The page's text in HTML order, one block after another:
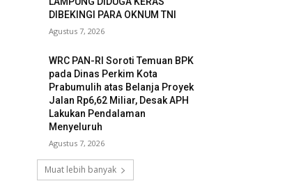
DIBEKINGI PARA OKNUM TNI
Agustus 7, 2026
WRC PAN-RI Soroti Temuan BPK
pada Dinas Perkim Kota
Prabumulih atas Belanja Proyek
Jalan Rp6,62 Miliar, Desak APH
Lakukan Pendalaman
Menyeluruh
Agustus 7, 2026
Muat lebih banyak